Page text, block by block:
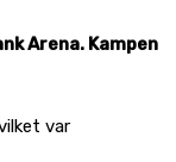
Arena. Kampen
var